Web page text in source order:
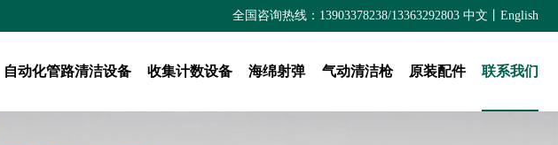
全国咨询热线：13903378238/13363292803 中文 English
自动化管路清洁设备 收集计数设备 海绵射弹 气动清洁枪 原装配件 联系我们